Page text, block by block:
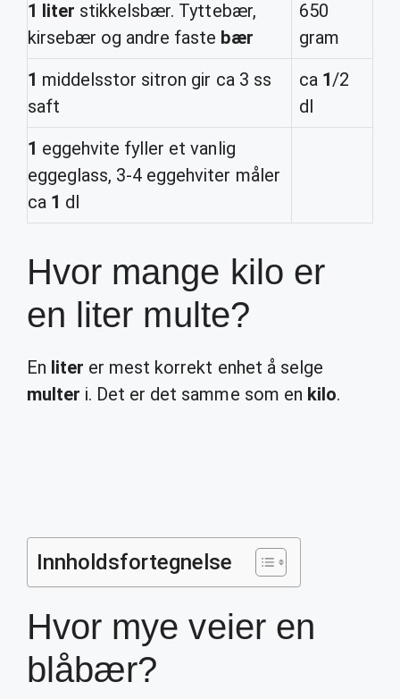
1 liter stikkelsbær. Tyttebær,
kirsebær og andre faste bær
650
gram
1 middelsstor sitron gir ca 3 ss
saft
ca 1/2
dl
1 eggehvite fyller et vanlig
eggeglass, 3-4 eggehviter måler
ca 1 dl
Hvor mange kilo er
en liter multe?
En liter er mest korrekt enhet å selge
multer i. Det er det samme som en kilo.
Innholdsfortegnelse
Hvor mye veier en
blåbær?